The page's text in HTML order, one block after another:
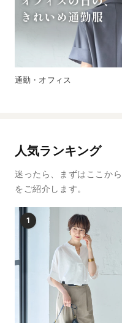
通勤・オフィス
人気ランキング
迷ったら、まずはここか
をご紹介します。
1